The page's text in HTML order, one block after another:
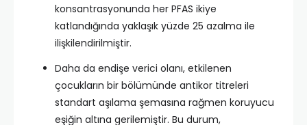
konsantrasyonunda her PFAS ikiye
katlandığında yaklaşık yüzde 25 azalma ile
ilişkilendirilmiştir.​
Daha da endişe verici olanı, etkilenen
çocukların bir bölümünde antikor titreleri
standart aşılama şemasına rağmen koruyucu
eşiğin altına gerilemiştir. Bu durum,